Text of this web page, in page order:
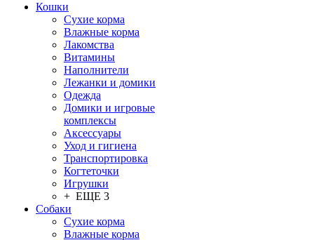
Кошки
Сухие корма
Влажные корма
Лакомства
Витамины
Наполнители
Лежанки и домики
Одежда
Домики и игровые
комплексы
Аксессуары
Уход и гигиена
Транспортировка
Когтеточки
Игрушки
+ ЕЩЕ 3
Собаки
Сухие корма
Влажные корма